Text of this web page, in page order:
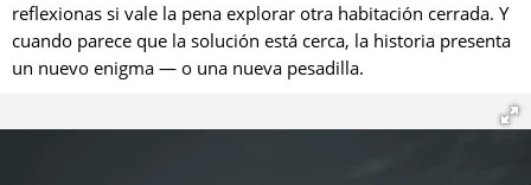
reflexionas si vale la pena explorar otra habitación cerrada. Y
cuando parece que la solución está cerca, la historia presenta
un nuevo enigma — o una nueva pesadilla.